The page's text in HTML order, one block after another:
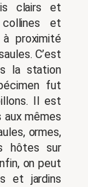
clairs et
et
proximité
C’est
la station
fut
Il est
mêmes
ormes,
hôtes sur
on peut
et jardins